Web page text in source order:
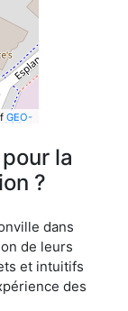
GEO-
la
?
dans
de leurs
et intuitifs
des